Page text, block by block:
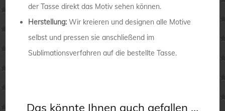
der Tasse direkt das Motiv sehen können.
Herstellung:Wir kreieren und designen alle Motive
selbst und pressen sie anschließend im
Sublimationsverfahren auf die bestellte Tasse.
Das könnte Ihnen auch gefallen …